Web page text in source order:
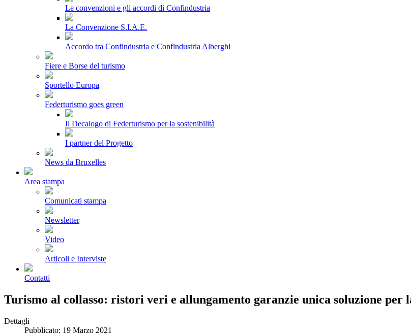
Le convenzioni e gli accordi di Confindustria
La Convenzione S.I.A.E.
Accordo tra Confindustria e Confindustria Alberghi
Fiere e Borse del turismo
Sportello Europa
Federturismo goes green
Il Decalogo di Federturismo per la sostenibilità
I partner del Progetto
News da Bruxelles
Area stampa
Comunicati stampa
Newsletter
Video
Articoli e Interviste
Contatti
Turismo al collasso: ristori veri e allungamento garanzie unica soluzione per
Dettagli
Pubblicato: 19 Marzo 2021